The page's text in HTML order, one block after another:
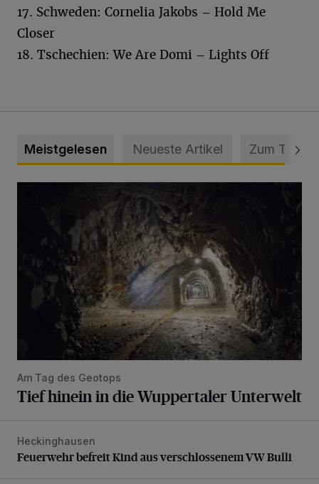
17. Schweden: Cornelia Jakobs – Hold Me
Closer
18. Tschechien: We Are Domi – Lights Off
Meistgelesen Neueste Artikel Zum Thema
Am Tag des Geotops
Tief hinein in die Wuppertaler Unterwelt
Feuerwehr befreit Kind aus verschlossenem VW Bulli
Heckinghausen
Feuerwehr befreit Kind aus verschlossenem VW Bulli